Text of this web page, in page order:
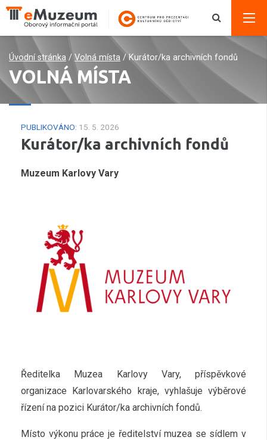
Úvodní stránka / Volná místa /Kurátor/ka archivních fondů
VOLNÁ MÍSTA
PUBLIKOVÁNO: 15. 5. 2026
Kurátor/ka archivních fondů
Muzeum Karlovy Vary
Ředitelka Muzea Karlovy Vary, příspěvkové
organizace Karlovarského kraje, vyhlašuje výběrové
řízení na pozici Kurátor/ka archivních fondů.
Místo výkonu práce je ředitelství muzea se sídlem v